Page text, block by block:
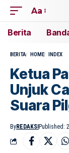
Aa
Berita
BERITA HOME INDEX
Ketua
Unjuk
Suara
ByREDAKSI Published: